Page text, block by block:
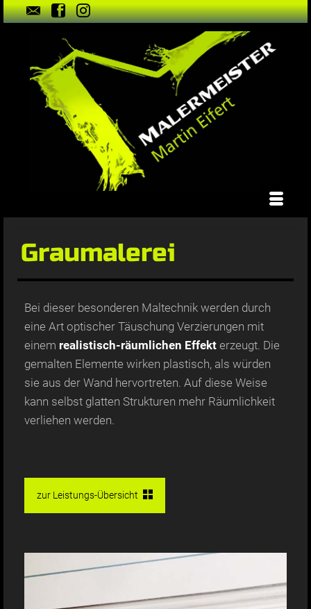
Graumalerei
Bei dieser besonderen Maltechnik werden durch
eine Art optischer Täuschung Verzierungen mit
einem realistisch-räumlichen Effekt erzeugt. Die
gemalten Elemente wirken plastisch, als würden
sie aus der Wand hervortreten. Auf diese Weise
kann selbst glatten Strukturen mehr Räumlichkeit
verliehen werden.
zur Leistungs-Übersicht